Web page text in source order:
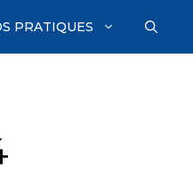
PRATIQUES